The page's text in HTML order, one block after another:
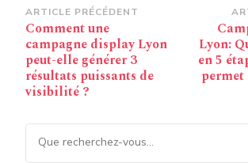
Navigation
d’article
ARTICLE PRÉCÉDENT
Comment une
campagne display Lyon
peut-elle générer 3
résultats puissants de
visibilité ?
Lyon:
en 5
permet
Vous recherchiez quelque
chose ?